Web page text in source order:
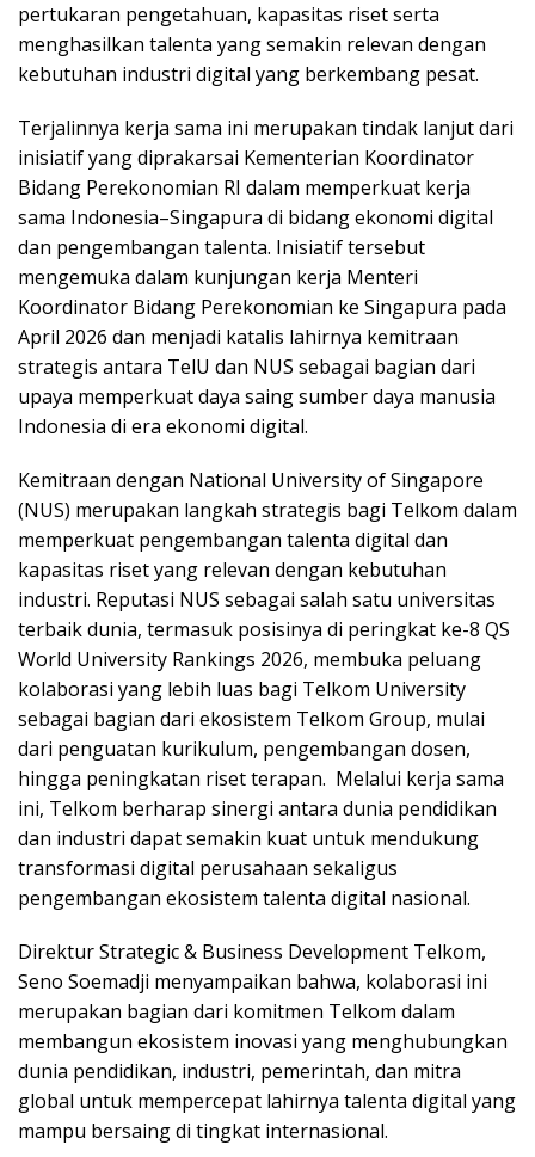
pertukaran pengetahuan, kapasitas riset serta
menghasilkan talenta yang semakin relevan dengan
kebutuhan industri digital yang berkembang pesat.
Terjalinnya kerja sama ini merupakan tindak lanjut dari
inisiatif yang diprakarsai Kementerian Koordinator
Bidang Perekonomian RI dalam memperkuat kerja
sama Indonesia–Singapura di bidang ekonomi digital
dan pengembangan talenta. Inisiatif tersebut
mengemuka dalam kunjungan kerja Menteri
Koordinator Bidang Perekonomian ke Singapura pada
April 2026 dan menjadi katalis lahirnya kemitraan
strategis antara TelU dan NUS sebagai bagian dari
upaya memperkuat daya saing sumber daya manusia
Indonesia di era ekonomi digital.
Kemitraan dengan National University of Singapore
(NUS) merupakan langkah strategis bagi Telkom dalam
memperkuat pengembangan talenta digital dan
kapasitas riset yang relevan dengan kebutuhan
industri. Reputasi NUS sebagai salah satu universitas
terbaik dunia, termasuk posisinya di peringkat ke-8 QS
World University Rankings 2026, membuka peluang
kolaborasi yang lebih luas bagi Telkom University
sebagai bagian dari ekosistem Telkom Group, mulai
dari penguatan kurikulum, pengembangan dosen,
hingga peningkatan riset terapan. Melalui kerja sama
ini, Telkom berharap sinergi antara dunia pendidikan
dan industri dapat semakin kuat untuk mendukung
transformasi digital perusahaan sekaligus
pengembangan ekosistem talenta digital nasional.
Direktur Strategic & Business Development Telkom,
Seno Soemadji menyampaikan bahwa, kolaborasi ini
merupakan bagian dari komitmen Telkom dalam
membangun ekosistem inovasi yang menghubungkan
dunia pendidikan, industri, pemerintah, dan mitra
global untuk mempercepat lahirnya talenta digital yang
mampu bersaing di tingkat internasional.